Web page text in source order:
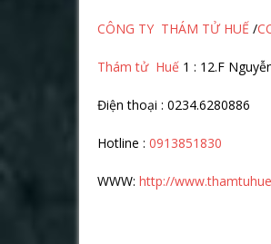
CÔNG TY THÁM TỬ HUẾ /
Thám tử Huế 1 : 12.F
Điện thoại : 0234.6280886
Hotline : 0913851830
WWW: http://